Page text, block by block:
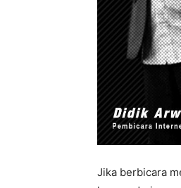
Jika berbicara